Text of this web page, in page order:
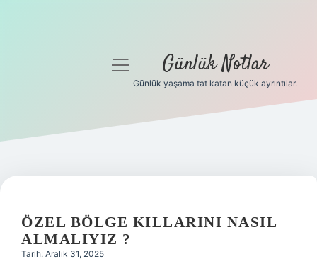
Gizlilik Politikası
Yasal Uyarı
menüyü
Günlük Notlar
Günlük yaşama tat katan küçük ayrıntılar.
ÖZEL BÖLGE KILLARINI NASIL
ALMALIYIZ ?
Tarih: Aralık 31, 2025